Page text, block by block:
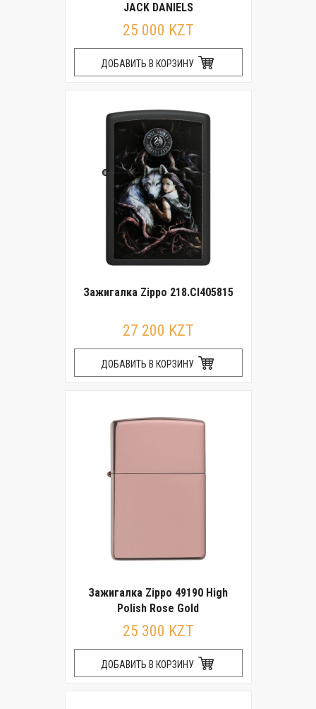
JACK DANIELS
25 000 KZT
ДОБАВИТЬ В КОРЗИНУ
Зажигалка Zippo 218.CI405815
27 200 KZT
ДОБАВИТЬ В КОРЗИНУ
Зажигалка Zippo 49190 High
Polish Rose Gold
25 300 KZT
ДОБАВИТЬ В КОРЗИНУ